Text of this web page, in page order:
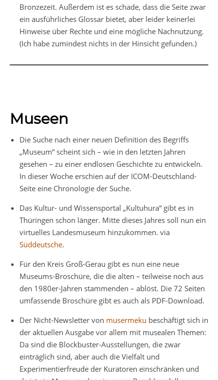
Bronzezeit. Außerdem ist es schade, dass die Seite zwar
ein ausführliches Glossar bietet, aber leider keinerlei
Hinweise über Rechte und eine mögliche Nachnutzung.
(Ich habe zumindest nichts in der Hinsicht gefunden.)
Museen
Die Suche nach einer neuen Definition des Begriffs
„Museum“ scheint sich – wie in den letzten Jahren
gesehen – zu einer endlosen Geschichte zu entwickeln.
In dieser Woche erschien auf der ICOM-Deutschland-
Seite eine Chronologie der Suche.
Das Kultur- und Wissensportal „Kultuhura“ gibt es in
Thüringen schon länger. Mitte dieses Jahres soll nun ein
virtuelles Landesmuseum hinzukommen. via
Süddeutsche.
Für den Kreis Groß-Gerau gibt es nun eine neue
Museums-Broschüre, die die alten – teilweise noch aus
den 1980er-Jahren stammenden – ablöst. Die 72 Seiten
umfassende Broschüre gibt es auch als PDF-Download.
Der Nicht-Newsletter von musermeku beschäftigt sich in
der aktuellen Ausgabe vor allem mit musealen Themen:
Da sind die Blockbuster-Ausstellungen, die zwar
einträglich sind, aber auch die Vielfalt und
Experimentierfreude der Kuratoren einschränken und